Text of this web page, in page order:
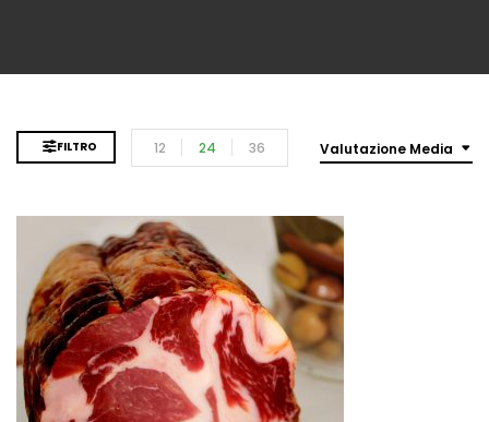
FILTRO Valutazione Media
12 24 36